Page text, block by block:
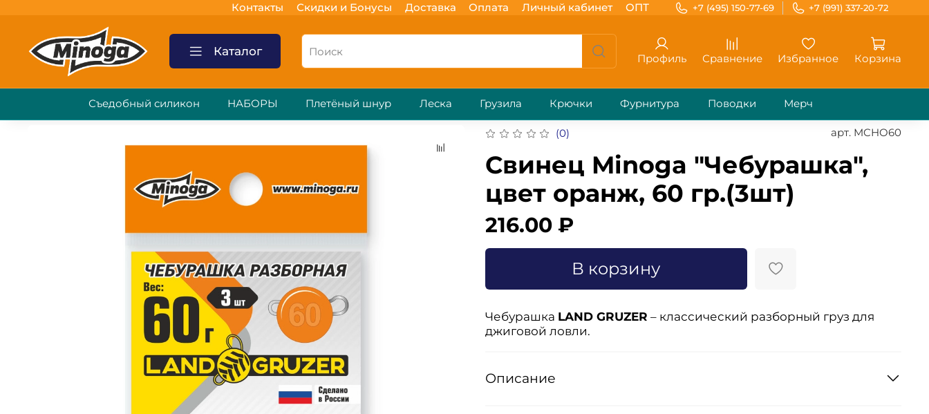
Контакты Скидки и Бонусы Доставка Оплата Личный кабинет ОПТ +7 (495) 150-77-69 +7 (991) 337-20-72
Каталог
Профиль Сравнение Избранное Корзина
Съедобный силикон НАБОРЫ Плетёный шнур Леска Грузила Крючки Фурнитура Поводки Мерч
(0) арт. MCHO60
Свинец Minoga "Чебурашка",
цвет оранж, 60 гр.(3шт)
216.00 ₽
В корзину
Чебурашка LAND GRUZER – классический разборный груз для
джиговой ловли.
Описание